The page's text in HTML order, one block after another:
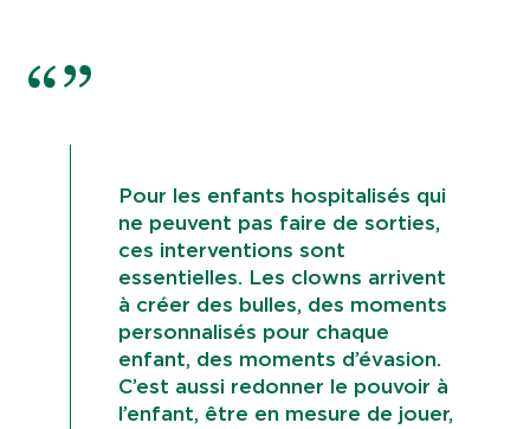
Pour les enfants hospitalisés qui
ne peuvent pas faire de sorties,
ces interventions sont
essentielles. Les clowns arrivent
à créer des bulles, des moments
personnalisés pour chaque
enfant, des moments d’évasion.
C’est aussi redonner le pouvoir à
l’enfant, être en mesure de jouer,